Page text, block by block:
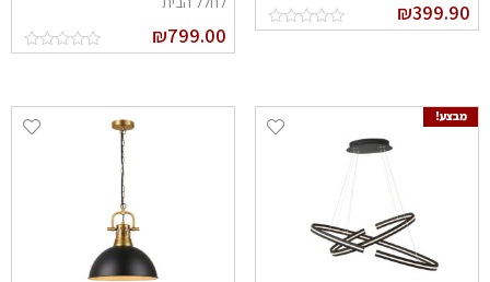
₪
₪799.00
מבצע!